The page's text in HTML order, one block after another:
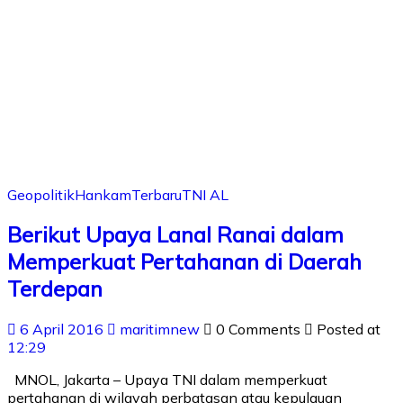
GeopolitikHankamTerbaruTNI AL
Berikut Upaya Lanal Ranai dalam
Memperkuat Pertahanan di Daerah
Terdepan
6 April 2016 maritimnew 0 Comments
Posted at
12:29
MNOL, Jakarta – Upaya TNI dalam memperkuat
pertahanan di wilayah perbatasan atau kepulauan